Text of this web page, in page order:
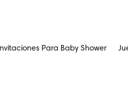
Invitaciones Para Baby Shower